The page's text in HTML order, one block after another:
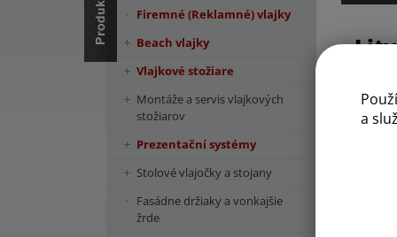
a
Firemné (Reklamné) vlajky
Beach vlajky
Vlajkové stožiare
Montáže a servis vlajkových
stožiarov
Prezentační systémy
Stolové vlajočky a stojany
Fasádne držiaky a vonkajšie
žrde